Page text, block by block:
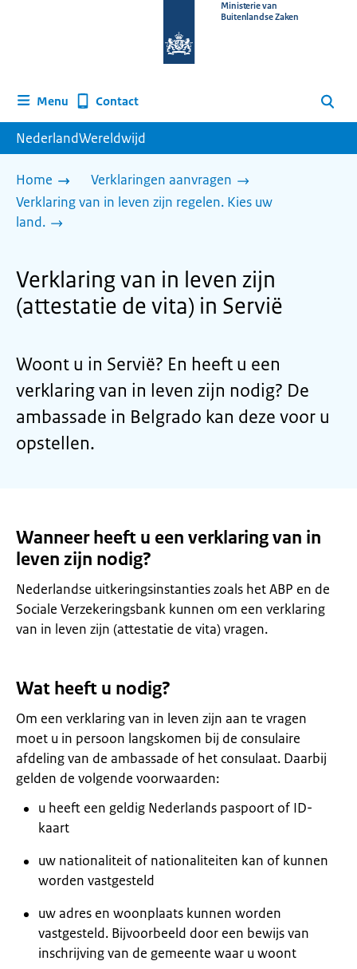
homepage
Ministerie van
Buitenlandse Zaken
Menu Contact Zoeken
NederlandWereldwijd
Home
Verklaringen aanvragen
Verklaring van in leven zijn regelen. Kies uw
land.
Verklaring van in leven zijn
(attestatie de vita) in Servië
Woont u in Servië? En heeft u een
verklaring van in leven zijn nodig? De
ambassade in Belgrado kan deze voor u
opstellen.
Wanneer heeft u een verklaring van in
leven zijn nodig?
Nederlandse uitkeringsinstanties zoals het ABP en de
Sociale Verzekeringsbank kunnen om een verklaring
van in leven zijn (attestatie de vita) vragen.
Wat heeft u nodig?
Om een verklaring van in leven zijn aan te vragen
moet u in persoon langskomen bij de consulaire
afdeling van de ambassade of het consulaat. Daarbij
gelden de volgende voorwaarden:
u heeft een geldig Nederlands paspoort of ID-
kaart
uw nationaliteit of nationaliteiten kan of kunnen
worden vastgesteld
uw adres en woonplaats kunnen worden
vastgesteld. Bijvoorbeeld door een bewijs van
inschrijving van de gemeente waar u woont